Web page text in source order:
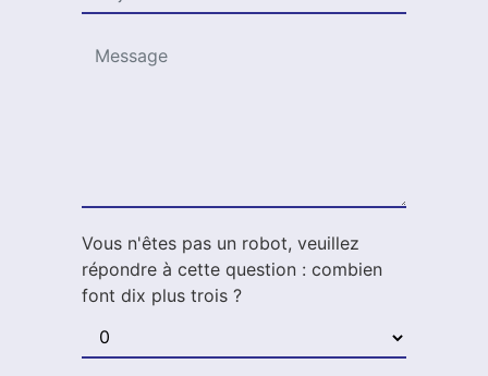
Vous n'êtes pas un robot, veuillez
répondre à cette question : combien
font dix plus trois ?